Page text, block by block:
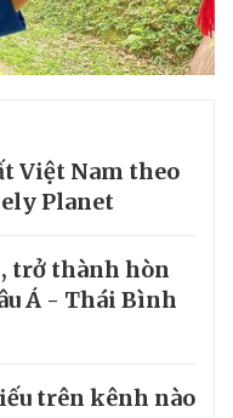
Việt Nam theo
Planet
trở thành hòn
Á - Thái Bình
trên kênh nào